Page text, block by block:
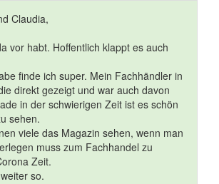
Claudia,
vor habt. Hoffentlich klappt es auch
finde ich super. Mein Fachhändler in
direkt gezeigt und war auch davon
in der schwierigen Zeit ist es schön
sehen.
viele das Magazin sehen, wenn man
muss zum Fachhandel zu
Zeit.
so.